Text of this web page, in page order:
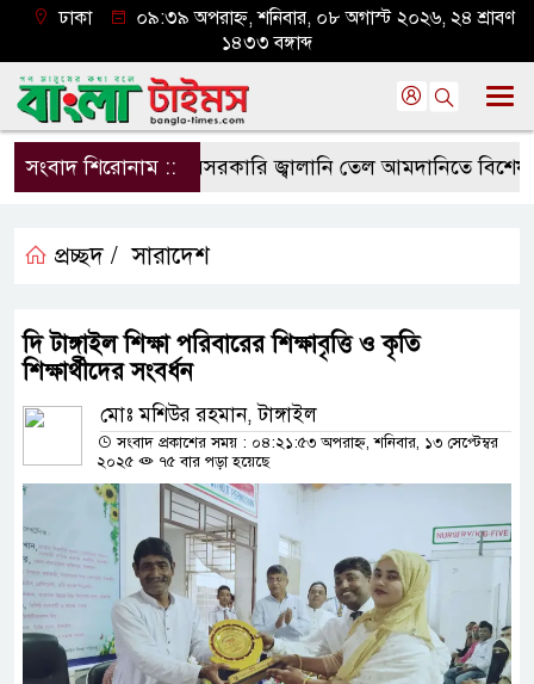
ঢাকা
০৯:৩৯ অপরাহ্ন, শনিবার, ০৮ অগাস্ট ২০২৬, ২৪ শ্রাবণ
১৪৩৩ বঙ্গাব্দ
সংবাদ শিরোনাম ::বেসরকারি জ্বালানি তেল আমদানিতে বিশেষ
প্রচ্ছদ / সারাদেশ
দি টাঙ্গাইল শিক্ষা পরিবারের শিক্ষাবৃত্তি ও কৃতি
শিক্ষার্থীদের সংবর্ধন
মোঃ মশিউর রহমান, টাঙ্গাইল
সংবাদ প্রকাশের সময় : ০৪:২১:৫৩ অপরাহ্ন, শনিবার, ১৩ সেপ্টেম্বর
২০২৫
৭৫ বার পড়া হয়েছে